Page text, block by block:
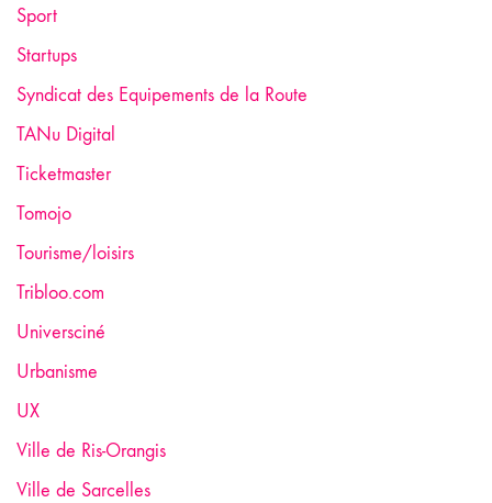
Sport
Startups
Syndicat des Equipements de la Route
TANu Digital
Ticketmaster
Tomojo
Tourisme/loisirs
Tribloo.com
Universciné
Urbanisme
UX
Ville de Ris-Orangis
Ville de Sarcelles